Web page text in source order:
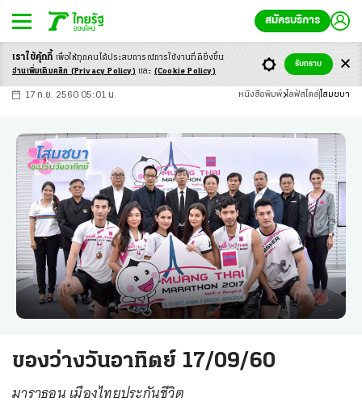
สมัครบริการ
-ก ก ก+
17 ก.ย. 2560 05:01 น. หนังสือพิมพ์ ไลฟ์สไตล์ โสมชบา
ของว่างวันอาทิตย์ 17/09/60
มาราธอน เมืองไทยประกันชีวิต
เราใช้คุ้กกี้ เพื่อให้ทุกคนได้ประสบการณ์การใช้งานที่ดียิ่งขึ้น
อ่านเพิ่มเติมคลิก (Privacy Policy) และ (Cookie Policy)
รับทราบ